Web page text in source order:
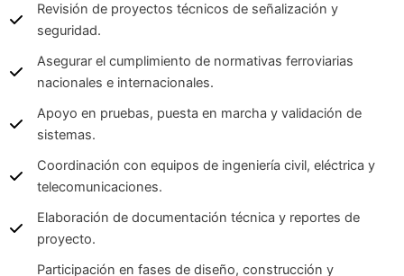
Revisión de proyectos técnicos de señalización y
seguridad.
Asegurar el cumplimiento de normativas ferroviarias
nacionales e internacionales.
Apoyo en pruebas, puesta en marcha y validación de
sistemas.
Coordinación con equipos de ingeniería civil, eléctrica y
telecomunicaciones.
Elaboración de documentación técnica y reportes de
proyecto.
Participación en fases de diseño, construcción y